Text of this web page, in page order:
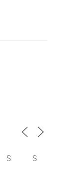
S S